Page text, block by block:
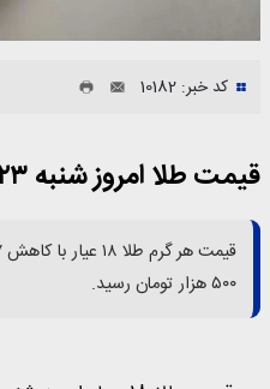
کد خبر: 10182
قیمت طلا امروز شنبه ۲۳ خرداد ۱۴۰۵
۵۰۰ هزار تومان رسید.